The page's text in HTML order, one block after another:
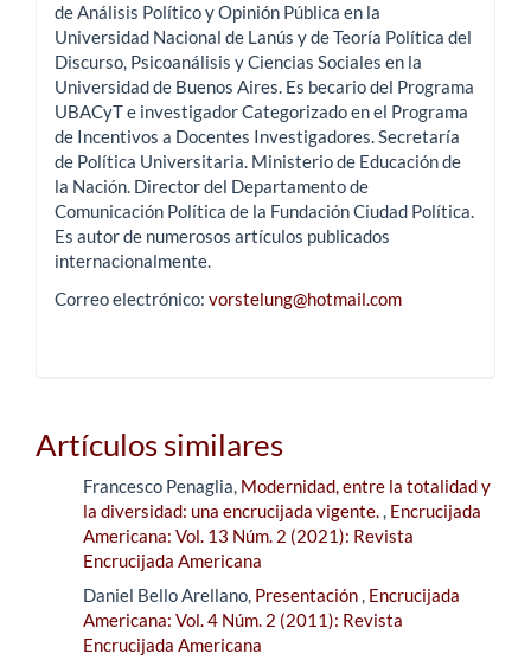
de Análisis Político y Opinión Pública en la
Universidad Nacional de Lanús y de Teoría Política del
Discurso, Psicoanálisis y Ciencias Sociales en la
Universidad de Buenos Aires. Es becario del Programa
UBACyT e investigador Categorizado en el Programa
de Incentivos a Docentes Investigadores. Secretaría
de Política Universitaria. Ministerio de Educación de
la Nación. Director del Departamento de
Comunicación Política de la Fundación Ciudad Política.
Es autor de numerosos artículos publicados
internacionalmente.
Correo electrónico: vorstelung@hotmail.com
Artículos similares
Francesco Penaglia, Modernidad, entre la totalidad y
la diversidad: una encrucijada vigente., Encrucijada
Americana: Vol. 13 Núm. 2 (2021): Revista
Encrucijada Americana
Daniel Bello Arellano, Presentación, Encrucijada
Americana: Vol. 4 Núm. 2 (2011): Revista
Encrucijada Americana